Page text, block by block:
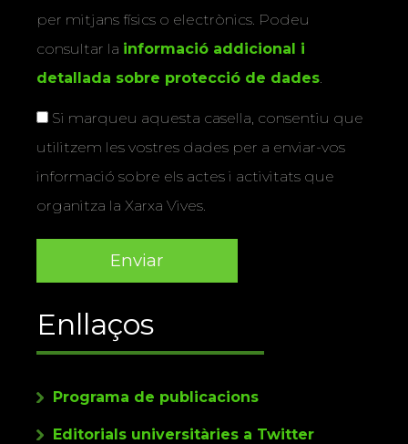
per mitjans físics o electrònics. Podeu
consultar la informació addicional i
detallada sobre protecció de dades
Si marqueu aquesta casella, consentiu que
utilitzem les vostres dades per a enviar-vos
informació sobre els actes i activitats que
organitza la Xarxa Vives.
Enllaços
Programa de publicacions
Editorials universitàries a Twitter